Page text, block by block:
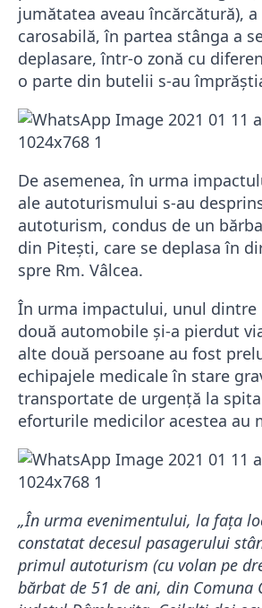
jumătatea aveau încărcătură),
carosabilă, în partea stânga a
deplasare, într-o zonă cu
o parte din butelii s-au
De asemenea, în urma
ale autoturismului s-au
autoturism, condus de un
din Pitești, care se deplasa în
spre Rm. Vâlcea.
În urma impactului, unul dintre
două automobile și-a pierdut
alte două persoane au fost
echipajele medicale în stare
transportate de urgență la
eforturile medicilor acestea au
„În urma evenimentului, la fața
constatat decesul pasagerului
primul autoturism (cu volan pe
bărbat de 51 de ani, din Comuna